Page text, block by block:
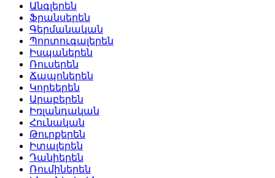
Անգլերեն
Ֆրանսերեն
Գերմանական
Պորտուգալերեն
Իսպաներեն
Ռուսերեն
Ճապոներեն
Կորեերեն
Արաբերեն
Իռլանդական
Հունական
Թուրքերեն
Իտալերեն
Դանիերեն
Ռումիներեն